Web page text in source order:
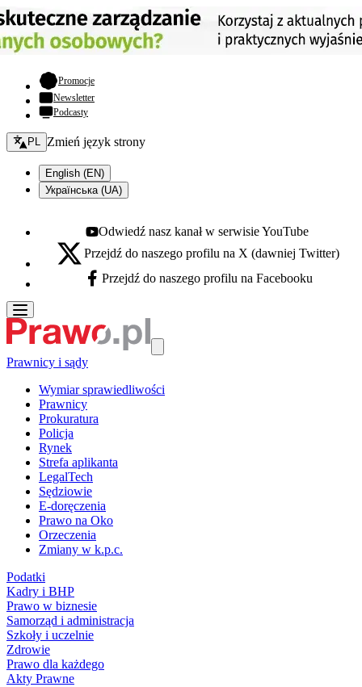
Promocje- otwiera się w nowej karcie
Newsletter
Podcasty
Zmień język - bieżący:
PL Zmień język strony
English (EN)
Українська (UA)
Youtube - otwiera się w nowej karcie
Odwiedź nasz kanał w serwisie YouTube
X - otwiera się w nowej karcie
Przejdź do naszego profilu na X (dawniej Twitter)
Facebook - otwiera się w nowej karcie
Przejdź do naszego profilu na Facebooku
Prawnicy i sądy
Wymiar sprawiedliwości
Prawnicy
Prokuratura
Policja
Rynek
Strefa aplikanta
LegalTech
Sędziowie
E-doręczenia
Prawo na Oko
Orzeczenia
Zmiany w k.p.c.
Podatki
Kadry i BHP
Prawo w biznesie
Samorząd i administracja
Szkoły i uczelnie
Zdrowie
Prawo dla każdego
Akty Prawne